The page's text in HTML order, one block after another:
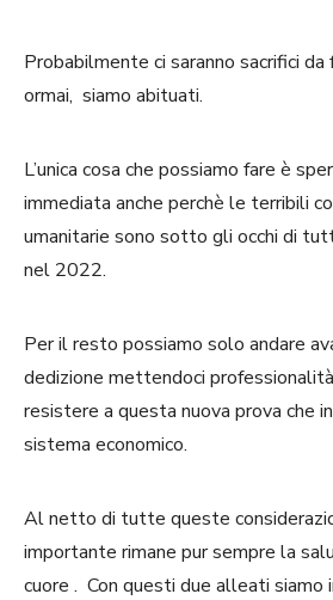
Probabilmente ci saranno sacrifici da
ormai, siamo abituati.
L’unica cosa che possiamo fare è
immediata anche perchè le terribili
umanitarie sono sotto gli occhi di
nel 2022.
Per il resto possiamo solo andare
dedizione mettendoci
resistere a questa nuova prova che
sistema economico.
Al netto di tutte queste
importante rimane pur sempre la
cuore . Con questi due alleati siamo